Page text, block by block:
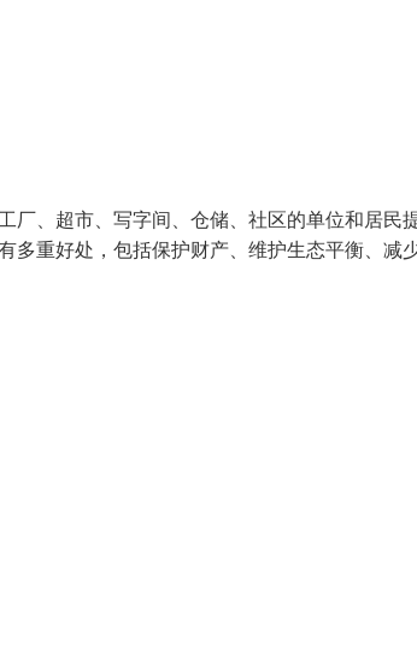
厂、超市、写字间、仓储、社区的单位和居民
多重好处，包括保护财产、维护生态平衡、减